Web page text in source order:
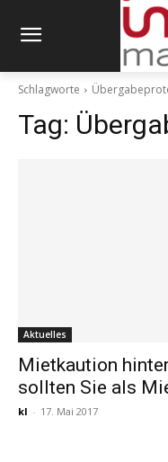
Schlagworte
Tag:
Aktuelles
Mietkaution
sollten Sie als
kl - 17. Mai 2017